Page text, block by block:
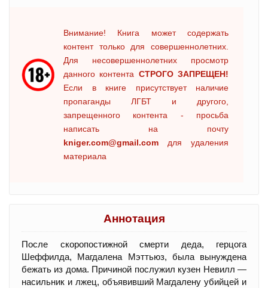
Внимание! Книга может содержать
контент только для совершеннолетних.
Для несовершеннолетних просмотр
данного контента СТРОГО ЗАПРЕЩЕН!
Если в книге присутствует наличие
пропаганды ЛГБТ и другого,
запрещенного контента - просьба
написать на почту
kniger.com@gmail.com для удаления
материала
Аннотация
После скоропостижной смерти деда, герцога
Шеффилда, Магдалена Мэттьюз, была вынуждена
бежать из дома. Причиной послужил кузен Невилл —
насильник и лжец, объявивший Магдалену убийцей и